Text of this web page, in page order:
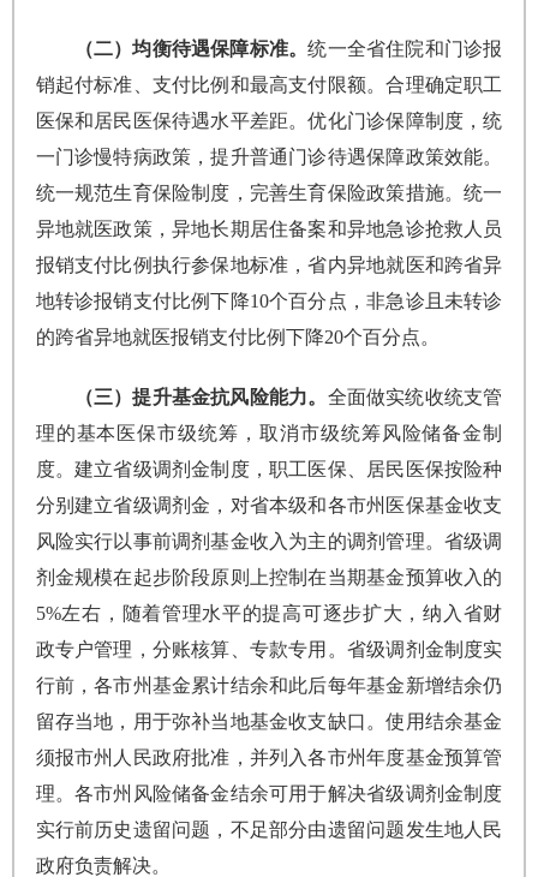
（二）均衡待遇保障标准。统一全省住院和门诊报
销起付标准、支付比例和最高支付限额。合理确定职工
医保和居民医保待遇水平差距。优化门诊保障制度，统
一门诊慢特病政策，提升普通门诊待遇保障政策效能。
统一规范生育保险制度，完善生育保险政策措施。统一
异地就医政策，异地长期居住备案和异地急诊抢救人员
报销支付比例执行参保地标准，省内异地就医和跨省异
地转诊报销支付比例下降10个百分点，非急诊且未转诊
的跨省异地就医报销支付比例下降20个百分点。
（三）提升基金抗风险能力。 全面做实统收统支管
理的基本医保市级统筹，取消市级统筹风险储备金制
度。建立省级调剂金制度，职工医保、居民医保按险种
分别建立省级调剂金，对省本级和各市州医保基金收支
风险实行以事前调剂基金收入为主的调剂管理。省级调
剂金规模在起步阶段原则上控制在当期基金预算收入的
5%左右，随着管理水平的提高可逐步扩大，纳入省财
政专户管理，分账核算、专款专用。省级调剂金制度实
行前，各市州基金累计结余和此后每年基金新增结余仍
留存当地，用于弥补当地基金收支缺口。使用结余基金
须报市州人民政府批准，并列入各市州年度基金预算管
理。各市州风险储备金结余可用于解决省级调剂金制度
实行前历史遗留问题，不足部分由遗留问题发生地人民
政府负责解决。